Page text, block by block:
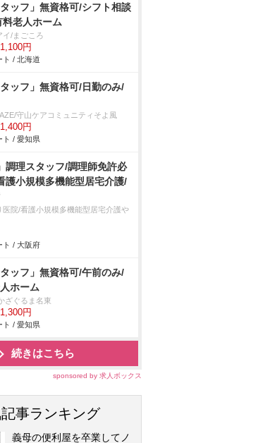
タッフ」無資格可/シフト相談
老人ホーム
イ/まごころ
円
ト / 北海道
タッフ」無資格可/日勤のみ/
守山ケアコミュニティそよ風
円
ト / 愛知県
調理スタッフ/調理師免許必
護小規模多機能型居宅介護/
医院/看護小規模多機能型居宅介護
ト / 大阪府
タッフ」無資格可/午前のみ/
ホーム
ざぐるま名東
円
ト / 愛知県
続きはこちら
sponsored by 求人ボックス
記事ランキング
義母の便利屋を卒業してノ